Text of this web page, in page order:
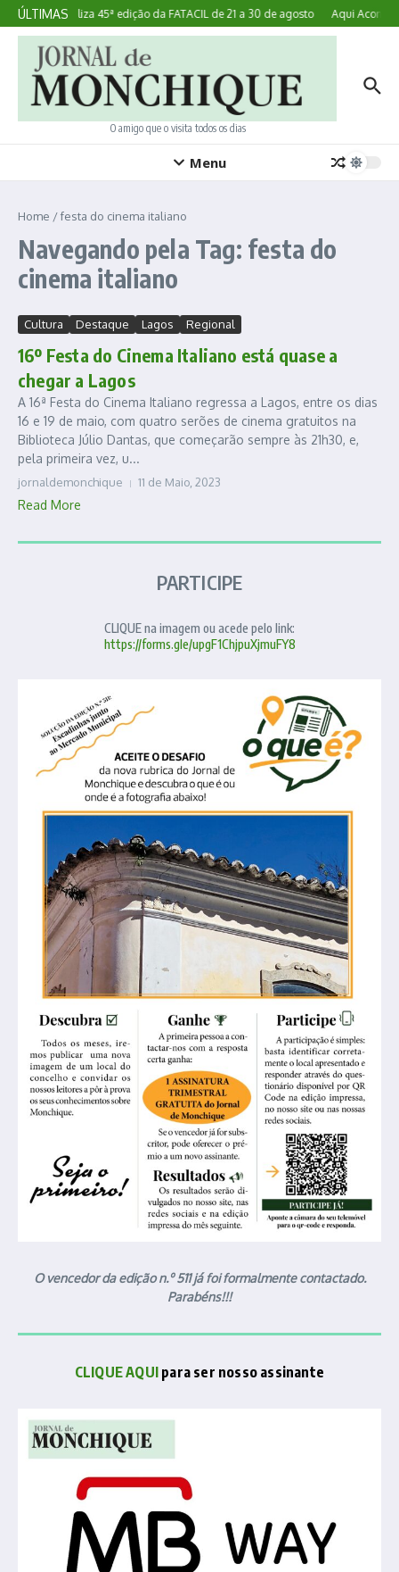
Ir para o conteúdo
ÚLTIMAS
Lagoa realiza 45ª edição da FATACIL de 21 a 30 de agosto Aqui
O amigo que o visita todos os dias
Menu
Home /festa do cinema italiano
Navegando pela Tag: festa do
cinema italiano
Cultura Destaque Lagos Regional
16º Festa do Cinema Italiano está quase a
chegar a Lagos
A 16ª Festa do Cinema Italiano regressa a Lagos, entre os dias
16 e 19 de maio, com quatro serões de cinema gratuitos na
Biblioteca Júlio Dantas, que começarão sempre às 21h30, e,
pela primeira vez, u...
jornaldemonchique 11 de Maio, 2023
Read More
PARTICIPE
CLIQUE na imagem ou acede pelo link:
https://forms.gle/upgF1ChjpuXjmuFY8
O vencedor da edição n.º 511 já foi formalmente contactado.
Parabéns!!!
CLIQUE AQUI para ser nosso assinante